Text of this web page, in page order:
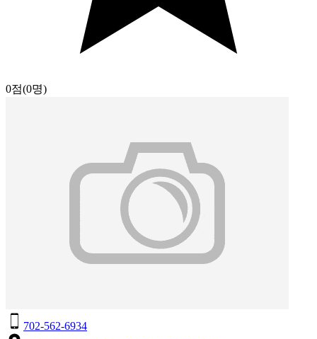
0점(0명)
702-562-6934